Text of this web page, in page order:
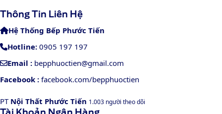
Thông Tin Liên Hệ
Hệ Thống Bếp Phước Tiến
Hotline: 0905 197 197
Email : bepphuoctien@gmail.com
Facebook : facebook.com/bepphuoctien
PT Nội Thất Phước Tiến 1.003 người theo dõi